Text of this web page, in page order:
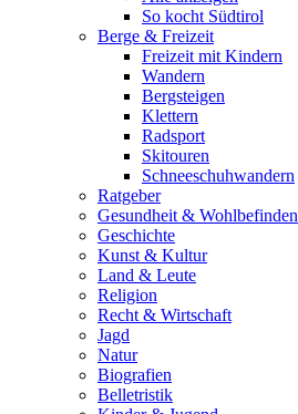
So kocht Südtirol
Berge & Freizeit
Freizeit mit Kindern
Wandern
Bergsteigen
Klettern
Radsport
Skitouren
Schneeschuhwandern
Ratgeber
Gesundheit & Wohlbefinden
Geschichte
Kunst & Kultur
Land & Leute
Religion
Recht & Wirtschaft
Jagd
Natur
Biografien
Belletristik